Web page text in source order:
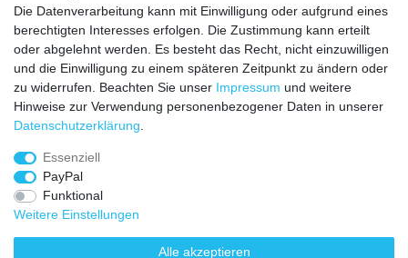
VERSANDKOSTEN
Zahlungsarten
Impressum
Widerrufs­recht
Die Datenverarbeitung kann mit Einwilligung oder aufgrund eines
berechtigten Interesses erfolgen. Die Zustimmung kann erteilt
oder abgelehnt werden. Es besteht das Recht, nicht einzuwilligen
und die Einwilligung zu einem späteren Zeitpunkt zu ändern oder
zu widerrufen. Beachten Sie unser Impressum und weitere
Hinweise zur Verwendung personenbezogener Daten in unserer
Daten­schutz­erklärung
Essenziell
PayPal
Funktional
Weitere Einstellungen
Alle akzeptieren